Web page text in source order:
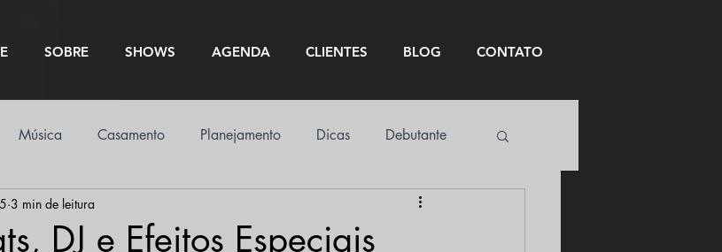
SOBRE SHOWS AGENDA CLIENTES BLOG CONTATO
Música Casamento Planejamento Dicas Debutante
DJ e Efeitos Especiais
3 min de leitura